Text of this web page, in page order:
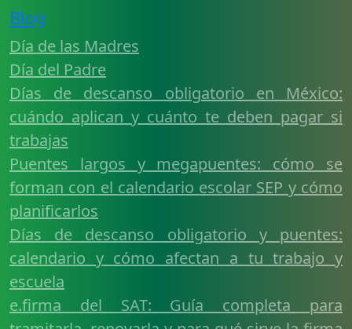
Blog
Día de las Madres
Día del Padre
Días de descanso obligatorio en México:
cuándo aplican y cuánto te deben pagar si
trabajas
Puentes largos y megapuentes: cómo se
forman con el calendario escolar SEP y cómo
planificarlos
Días de descanso obligatorio y puentes:
calendario y cómo afectan a tu trabajo y
escuela
e.firma del SAT: Guía completa para